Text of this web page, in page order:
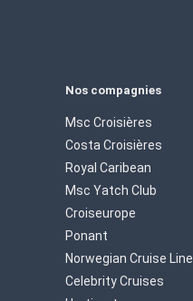
Nos compagnies
Msc Croisières
Costa Croisières
Royal Caribean
Msc Yatch Club
Croiseurope
Ponant
Norwegian Cruise Line
Celebrity Cruises